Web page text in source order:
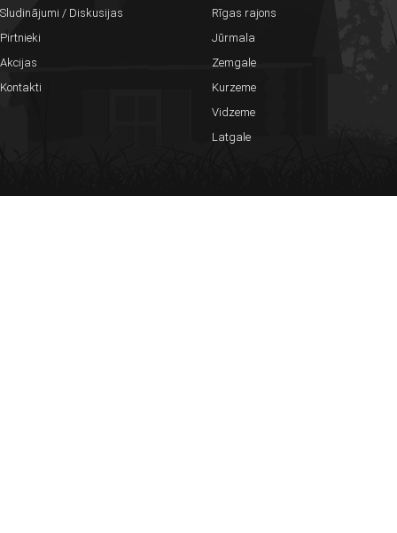
Sludinājumi / Diskusijas
Pirtnieki
Akcijas
Kontakti
Rīgas rajons
Jūrmala
Zemgale
Kurzeme
Vidzeme
Latgale